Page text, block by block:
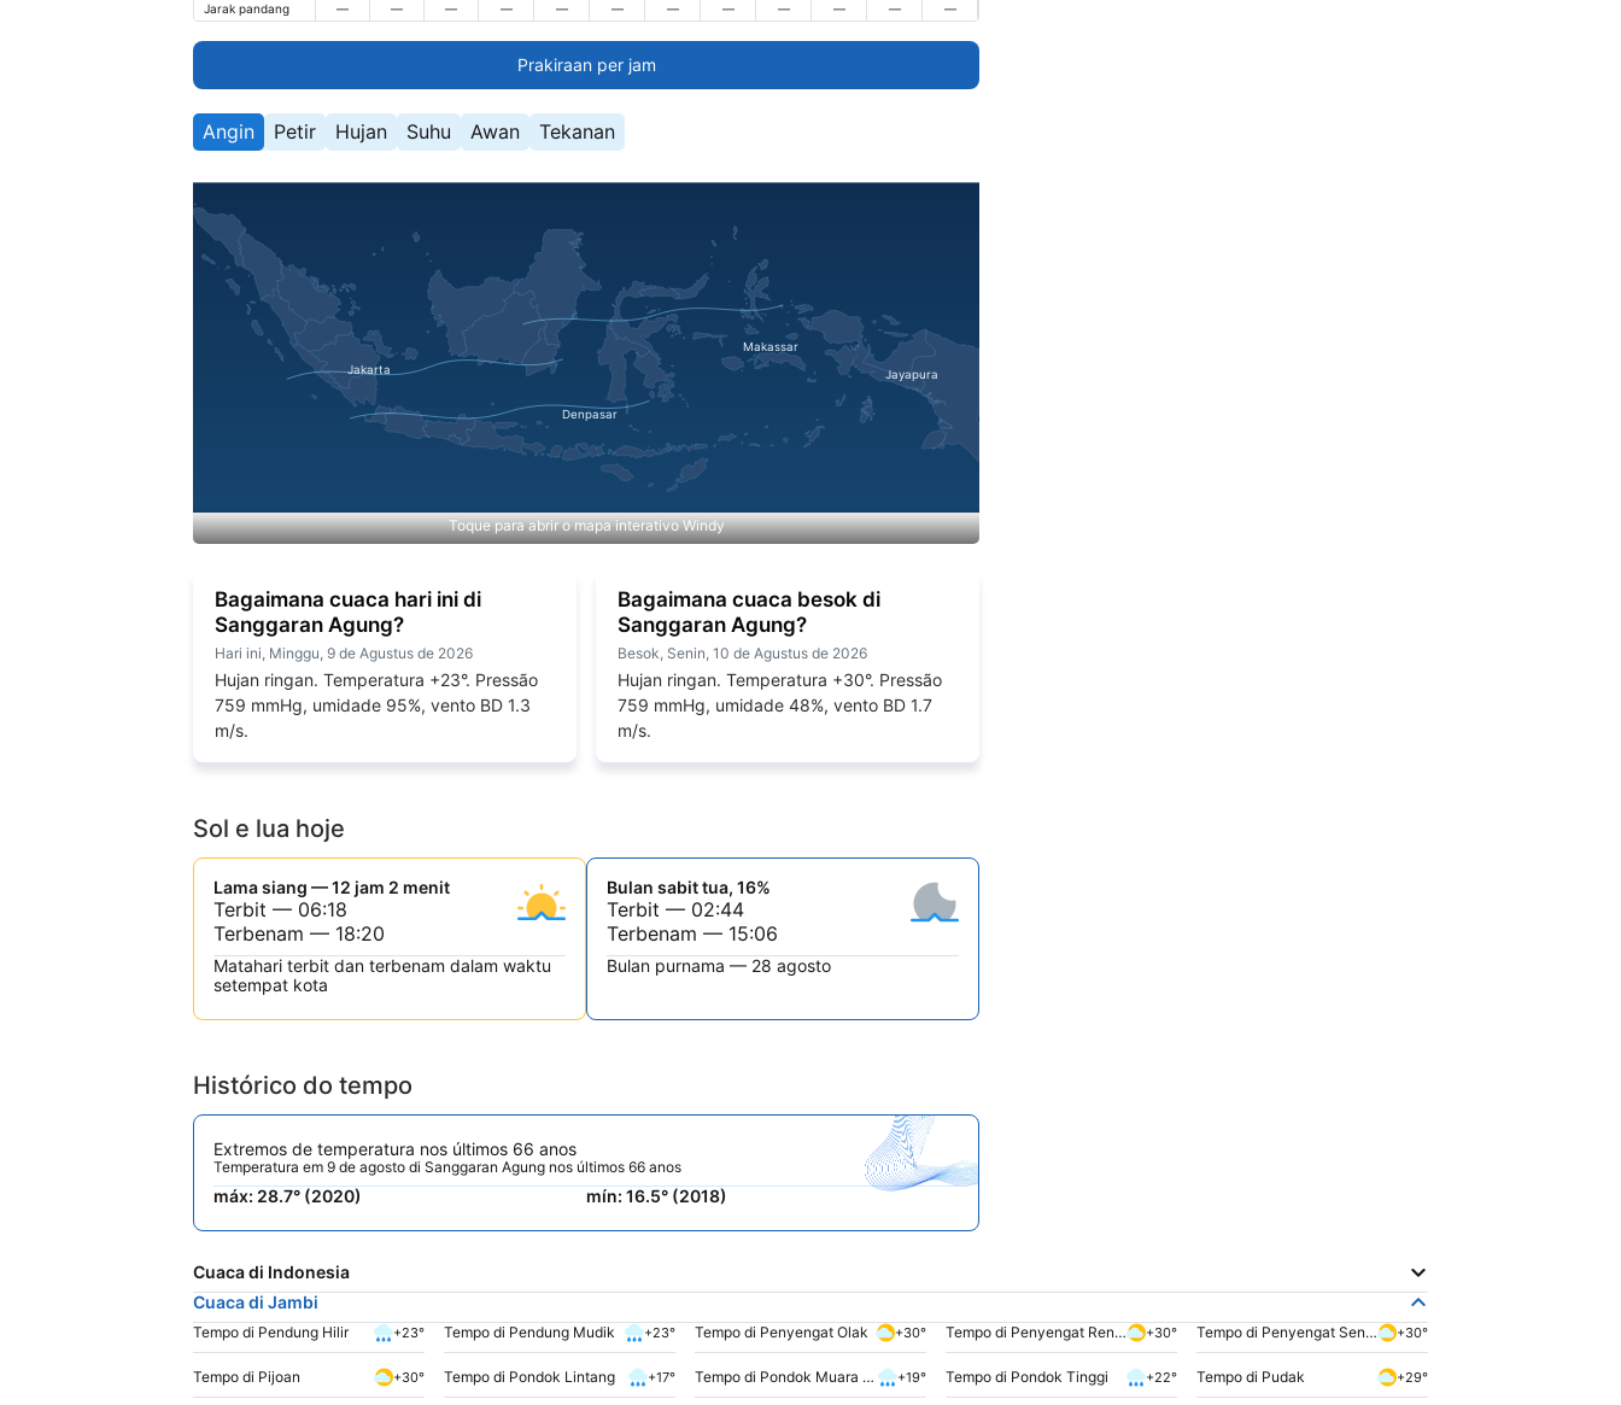
Jarak pandang
— — — — — — — — — — — —
Prakiraan per jam
Angin Petir Hujan Suhu Awan Tekanan
Toque para abrir o mapa interativo Windy
Bagaimana cuaca hari ini di
Sanggaran Agung?
Hari ini, Minggu, 9 de Agustus de 2026
Hujan ringan. Temperatura +23°. Pressão
759 mmHg, umidade 95%, vento BD 1.3
m/s.
Bagaimana cuaca besok di
Sanggaran Agung?
Besok, Senin, 10 de Agustus de 2026
Hujan ringan. Temperatura +30°. Pressão
759 mmHg, umidade 48%, vento BD 1.7
m/s.
Sol e lua hoje
Lama siang — 12 jam 2 menit
Terbit — 06:18
Terbenam — 18:20
Matahari terbit dan terbenam dalam waktu
setempat kota
Bulan sabit tua, 16%
Terbit — 02:44
Terbenam — 15:06
Bulan purnama — 28 agosto
Histórico do tempo
Extremos de temperatura nos últimos 66 anos
Temperatura em 9 de agosto di Sanggaran Agung nos últimos 66 anos
máx: 28.7° (2020) mín: 16.5° (2018)
Cuaca di Indonesia
Cuaca di Jambi
Tempo di Pendung Hilir +23° Tempo di Pendung Mudik +23° Tempo di Penyengat Olak +30° Tempo di Penyengat Rendah +30° Tempo di Penyengat Senaung +30°
Tempo di Pijoan +30° Tempo di Pondok Lintang +17° Tempo di Pondok Muara Jernih +19° Tempo di Pondok Tinggi +22° Tempo di Pudak +29°